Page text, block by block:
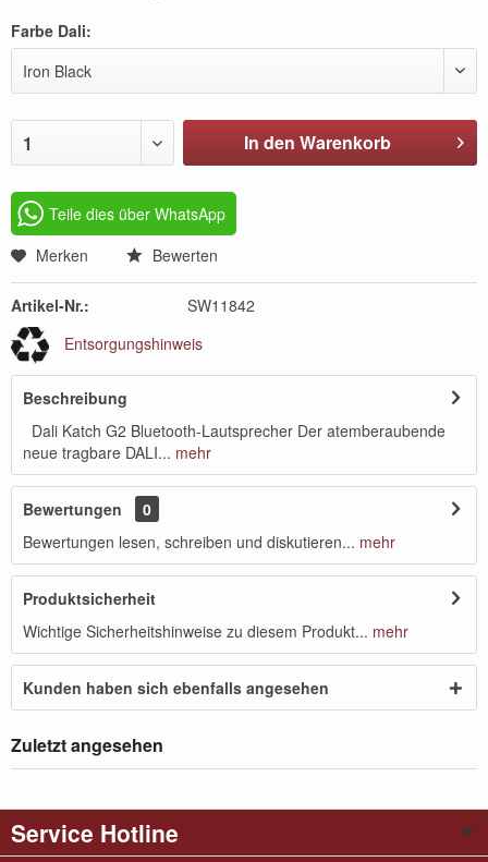
Farbe Dali:
Iron Black
1 In den Warenkorb
Teile dies über WhatsApp
Merken
Bewerten
Artikel-Nr.:
SW11842
Entsorgungshinweis
Beschreibung
Dali Katch G2 Bluetooth-Lautsprecher Der atemberaubende
neue tragbare DALI... mehr
Bewertungen
0
Bewertungen lesen, schreiben und diskutieren... mehr
Produktsicherheit
Wichtige Sicherheitshinweise zu diesem Produkt... mehr
Kunden haben sich ebenfalls angesehen
Zuletzt angesehen
Service Hotline